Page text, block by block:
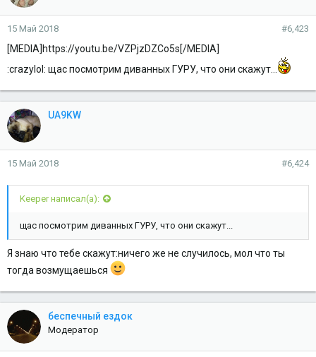
15 Май 2018 #6,423
[MEDIA]https://youtu.be/VZPjzDZCo5s[/MEDIA]
:crazylol: щас посмотрим диванных ГУРУ, что они скажут...
UA9KW
15 Май 2018 #6,424
Keeper написал(а):
щас посмотрим диванных ГУРУ, что они скажут...
Я знаю что тебе скажут:ничего же не случилось, мол что ты
тогда возмущаешься
беспечный ездок
Модератор